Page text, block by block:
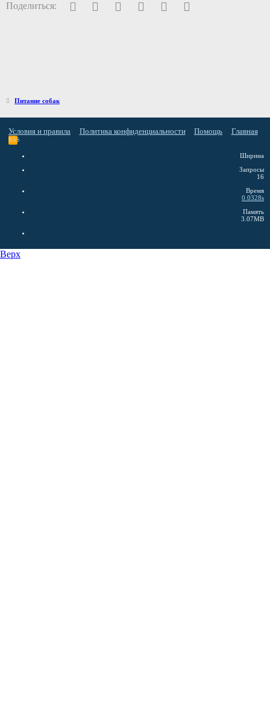
Поделиться:
FacebookTwitter PinterestWhatsAppЭлектронная почта
Питание собак
Условия и правила Политика конфиденциальности Помощь Главная
RSS
Ширина
Запросы
16
Время
0.0328s
Память
3.07MB
Верх